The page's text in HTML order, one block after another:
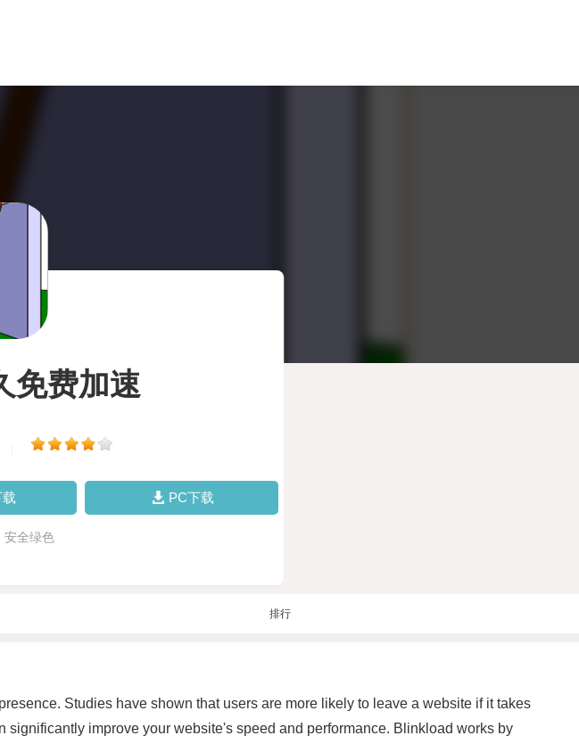
免费加速
PC下载
安全绿色
排行
Studies have shown that users are more likely to leave a website if it takes
improve your website's speed and performance. Blinkload works by